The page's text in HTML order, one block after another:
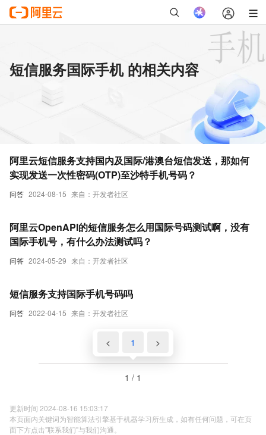
短信服务国际手机 的相关内容
问答 2024-08-15 来自：开发者社区
阿里云短信服务支持国内及国际/港澳台短信发送，那如何
实现发送一次性密码(OTP)至沙特手机号码？
问答 2024-05-29 来自：开发者社区
阿里云OpenAPI的短信服务怎么用国际号码测试啊，没有
国际手机号，有什么办法测试吗？
问答 2022-04-15 来自：开发者社区
短信服务支持国际手机号码吗
< 1 >
1 / 1
更新时间 2024-08-16 15:03:17
本页面内关键词为智能算法引擎基于机器学习所生成，如有任何问题，可在页
面下方点击"联系我们"与我们沟通。